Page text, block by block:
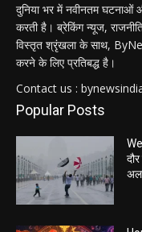
दुनिया भर में नवीनतम घटनाओं
करती है। ब्रेकिंग न्यूज,
विस्तृत श्रृंखला के साथ,
करने के लिए प्रतिबद्ध है।
Contact us :
Popular Posts